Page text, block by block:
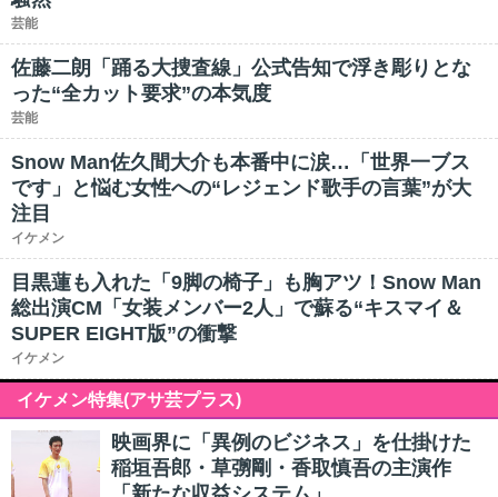
芸能
佐藤二朗「踊る大捜査線」公式告知で浮き彫りとな
った“全カット要求”の本気度
芸能
Snow Man佐久間大介も本番中に涙…「世界一ブス
です」と悩む女性への“レジェンド歌手の言葉”が大
注目
イケメン
目黒蓮も入れた「9脚の椅子」も胸アツ！Snow Man
総出演CM「女装メンバー2人」で蘇る“キスマイ＆
SUPER EIGHT版”の衝撃
イケメン
イケメン特集(アサ芸プラス)
映画界に「異例のビジネス」を仕掛けた
稲垣吾郎・草彅剛・香取慎吾の主演作